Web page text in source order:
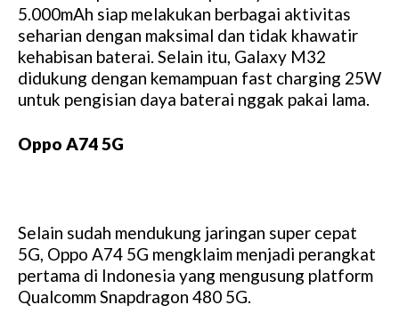
5.000mAh siap melakukan berbagai aktivitas
seharian dengan maksimal dan tidak khawatir
kehabisan baterai. Selain itu, Galaxy M32
didukung dengan kemampuan fast charging 25W
untuk pengisian daya baterai nggak pakai lama.
Oppo A74 5G
Selain sudah mendukung jaringan super cepat
5G, Oppo A74 5G mengklaim menjadi perangkat
pertama di Indonesia yang mengusung platform
Qualcomm Snapdragon 480 5G.